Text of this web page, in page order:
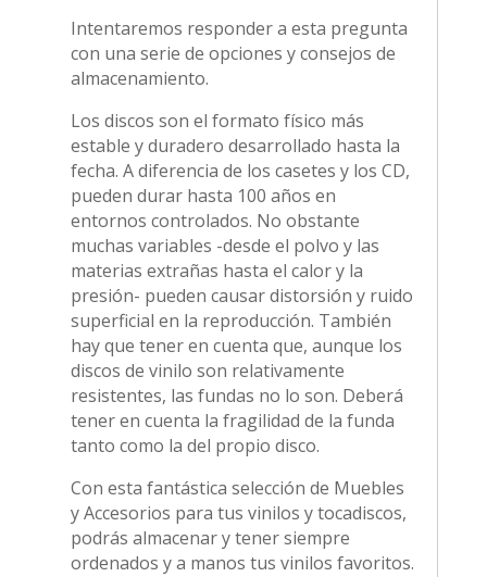
Intentaremos responder a esta pregunta
con una serie de opciones y consejos de
almacenamiento.
Los discos son el formato físico más
estable y duradero desarrollado hasta la
fecha. A diferencia de los casetes y los CD,
pueden durar hasta 100 años en
entornos controlados. No obstante
muchas variables -desde el polvo y las
materias extrañas hasta el calor y la
presión- pueden causar distorsión y ruido
superficial en la reproducción. También
hay que tener en cuenta que, aunque los
discos de vinilo son relativamente
resistentes, las fundas no lo son. Deberá
tener en cuenta la fragilidad de la funda
tanto como la del propio disco.
Con esta fantástica selección de Muebles
y Accesorios para tus vinilos y tocadiscos,
podrás almacenar y tener siempre
ordenados y a manos tus vinilos favoritos.